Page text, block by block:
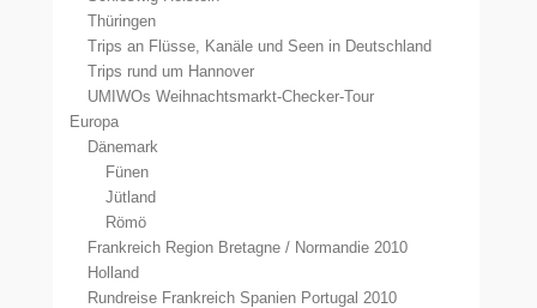
Thüringen
Trips an Flüsse, Kanäle und Seen in Deutschland
Trips rund um Hannover
UMIWOs Weihnachtsmarkt-Checker-Tour
Europa
Dänemark
Fünen
Jütland
Römö
Frankreich Region Bretagne / Normandie 2010
Holland
Rundreise Frankreich Spanien Portugal 2010